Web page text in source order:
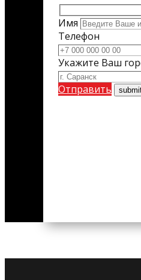
Имя
Телефон
Укажите Ваш
Отправить